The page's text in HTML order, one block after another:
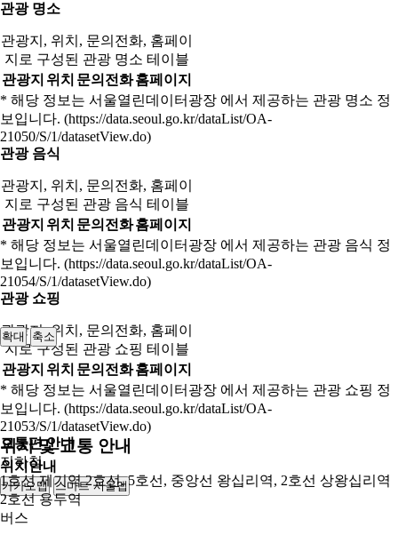
관광 명소
관광지, 위치, 문의전화, 홈페이
지로 구성된 관광 명소 테이블
관광지 위치 문의전화홈페이지
* 해당 정보는 서울열린데이터광장 에서 제공하는 관광 명소 정
보입니다. (https://data.seoul.go.kr/dataList/OA-
21050/S/1/datasetView.do)
관광 음식
관광지, 위치, 문의전화, 홈페이
지로 구성된 관광 음식 테이블
관광지 위치 문의전화홈페이지
* 해당 정보는 서울열린데이터광장 에서 제공하는 관광 음식 정
보입니다. (https://data.seoul.go.kr/dataList/OA-
21054/S/1/datasetView.do)
관광 쇼핑
관광지, 위치, 문의전화, 홈페이
지로 구성된 관광 쇼핑 테이블
관광지 위치 문의전화홈페이지
* 해당 정보는 서울열린데이터광장 에서 제공하는 관광 쇼핑 정
보입니다. (https://data.seoul.go.kr/dataList/OA-
21053/S/1/datasetView.do)
위치 및 교통 안내
위치안내
카카오맵 스마트 서울맵
250m
확대 축소
교통편 안내
지하철
1호선 제기역 2호선, 5호선, 중앙선 왕십리역, 2호선 상왕십리역
2호선 용두역
버스